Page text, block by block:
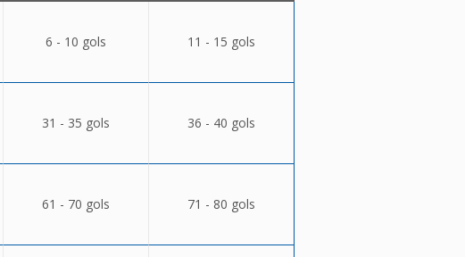
6 - 10 gols 11 - 15 gols
31 - 35 gols 36 - 40 gols
61 - 70 gols 71 - 80 gols